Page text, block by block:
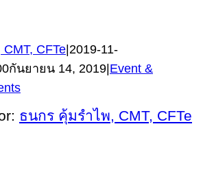
CFTe|2019-11-
กันยายน 14, 2019|Event &
ธนกร คุ้มรำไพ, CMT, CFTe